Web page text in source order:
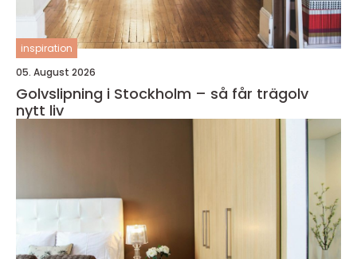
inspiration
05. August 2026
Golvslipning i Stockholm – så får trägolv
nytt liv